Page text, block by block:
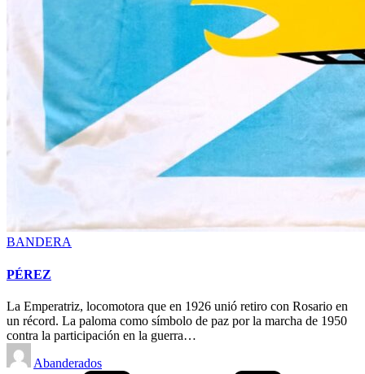
Posted
BANDERA
PÉREZ
La Emperatriz, locomotora que en 1926 unió retiro con Rosario en
un récord. La paloma como símbolo de paz por la marcha de 1950
contra la participación en la guerra…
Posted
by
Abanderados